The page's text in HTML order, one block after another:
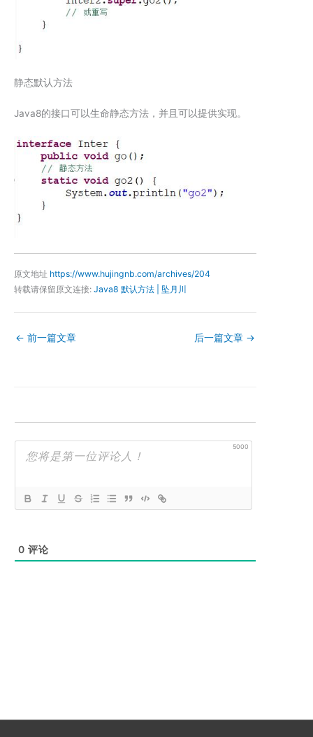
静态默认方法
Java8的接口可以生命静态方法，并且可以提供实现。
原文地址 https://www.hujingnb.com/archives/204
转载请保留原文连接: Java8 默认方法 | 坠月川
← 前一篇文章 后一篇文章 →
5000
0 评论